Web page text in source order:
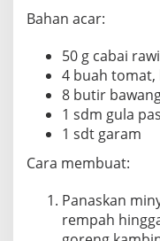
Bahan acar:
50 g cabai
4 buah
8 butir
1 sdm gula
1 sdt garam
Cara membuat:
Panaskan
rempah